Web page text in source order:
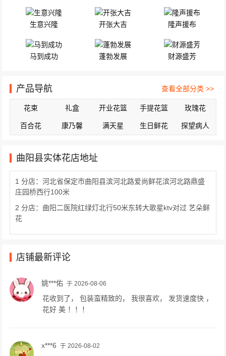
生意兴隆 开张大吉 隆声援布
马到成功 蓬勃发展 财源盛芳
产品导航 查看全部分类 >>
花束 礼盒 开业花篮 手提花篮 玫瑰花
百合花 康乃馨 满天星 生日鲜花 探望病人
曲阳县实体花店地址
1 分店：河北省保定市曲阳县滨河北路爱尚鲜花滨河北路鼎盛
庄园桥西行100米
2 分店：曲阳二医院红绿灯北行50米东转大歌星ktv对过 艺朵鲜
花
店铺最新评论
姚***佑 于 2026-08-06
花收到了， 包装蛮精致的， 我很喜欢， 发货速度快 ，
花好 美 ！！！
x***6 于 2026-08-02